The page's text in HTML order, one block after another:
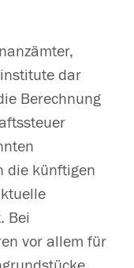
dar
Berechnung
die künftigen
Bei
vor allem für